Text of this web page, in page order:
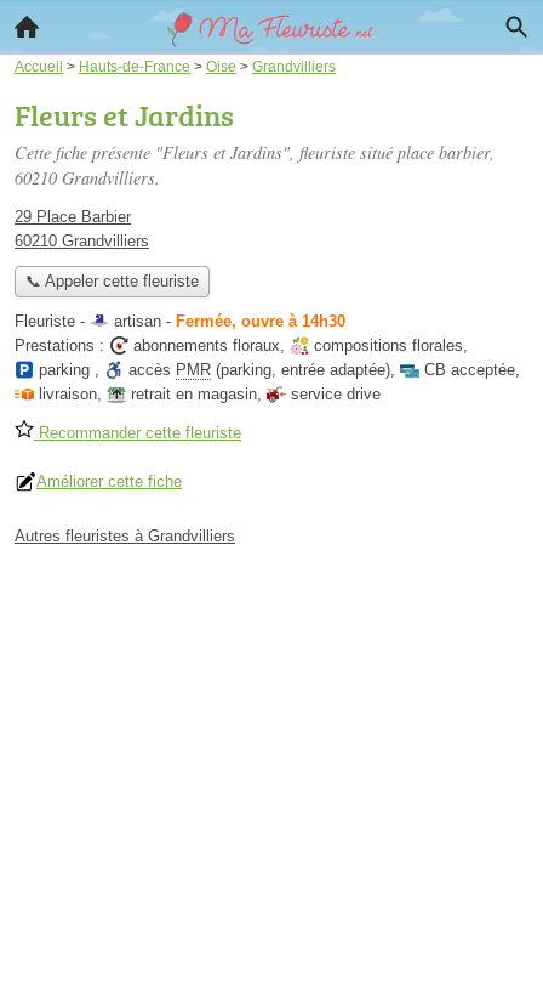
Accueil > Hauts-de-France > Oise > Grandvilliers
Fleurs et Jardins
Cette fiche présente "Fleurs et Jardins", fleuriste situé place barbier,
60210 Grandvilliers.
29 Place Barbier
60210 Grandvilliers
📞 Appeler cette fleuriste
Fleuriste - artisan - Fermée, ouvre à 14h30
Prestations :
abonnements floraux, compositions florales,
parking , accès PMR (parking, entrée adaptée), CB acceptée,
livraison, retrait en magasin, service drive
Recommander cette fleuriste
Améliorer cette fiche
Autres fleuristes à Grandvilliers